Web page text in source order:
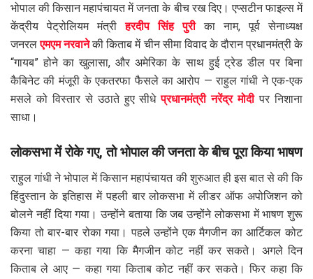
भोपाल की किसान महापंचायत में जनता के बीच रख दिए। एप्सटीन फाइल्स में
केंद्रीय पेट्रोलियम मंत्रीहरदीप सिंह पुरीका नाम, पूर्व सेनाध्यक्ष
जनरलएमएम नरवानेकी किताब में चीन सीमा विवाद के दौरान प्रधानमंत्री के
“गायब” होने का खुलासा, और अमेरिका के साथ हुई ट्रेड डील पर बिना
कैबिनेट की मंजूरी के एकतरफा फैसले का आरोप — राहुल गांधी ने एक-एक
मसले को विस्तार से उठाते हुए सीधेप्रधानमंत्री नरेंद्र मोदीपर निशाना
साधा।
लोकसभा में रोके गए, तो भोपाल की जनता के बीच पूरा किया भाषण
राहुल गांधी ने भोपाल में किसान महापंचायत की शुरुआत ही इस बात से की कि
हिंदुस्तान के इतिहास में पहली बार लोकसभा में लीडर ऑफ अपोजिशन को
बोलने नहीं दिया गया। उन्होंने बताया कि जब उन्होंने लोकसभा में भाषण शुरू
किया तो बार-बार रोका गया। पहले उन्होंने एक मैगजीन का आर्टिकल कोट
करना चाहा — कहा गया कि मैगजीन कोट नहीं कर सकते। अगले दिन
किताब ले आए — कहा गया किताब कोट नहीं कर सकते। फिर कहा कि